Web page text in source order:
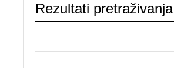
Rezultati pretraživanja